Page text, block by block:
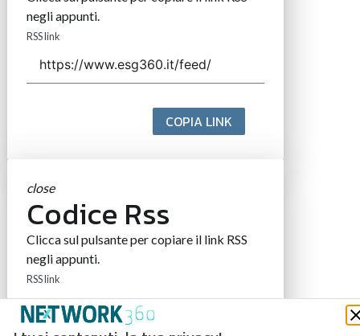
negli appunti.
RSS link
COPIA LINK
close
Codice Rss
Clicca sul pulsante per copiare il link RSS
negli appunti.
RSS link